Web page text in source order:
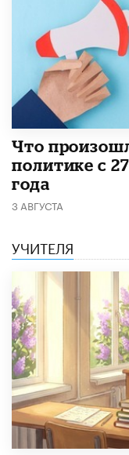
​Что
политике с
года
3 АВГУСТА
УЧИТЕЛЯ